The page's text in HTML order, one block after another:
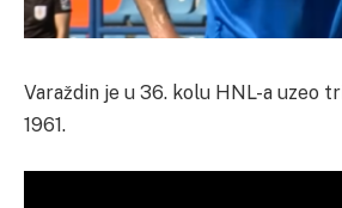
Varaždin je u 36. kolu HNL-a uzeo
1961.